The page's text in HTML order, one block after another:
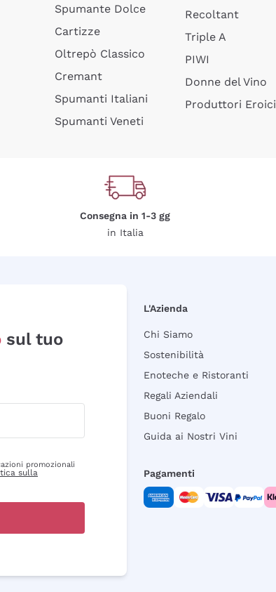
Spumante Dolce
Cartizze
Oltrepò Classico
Cremant
Spumanti Italiani
Spumanti Veneti
Recoltant
Triple A
PIWI
Donne del Vino
Produttori Eroici
Consegna in 1-3 gg
in Italia
sul tuo
promozionali
sulla
L'Azienda
Chi Siamo
Sostenibilità
Enoteche e Ristoranti
Regali Aziendali
Buoni Regalo
Guida ai Nostri Vini
Pagamenti